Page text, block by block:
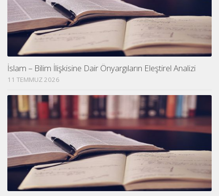
İslam – Bilim İlişkisine Dair Önyargıların Eleştirel Analizi
11 TEMMUZ 2026